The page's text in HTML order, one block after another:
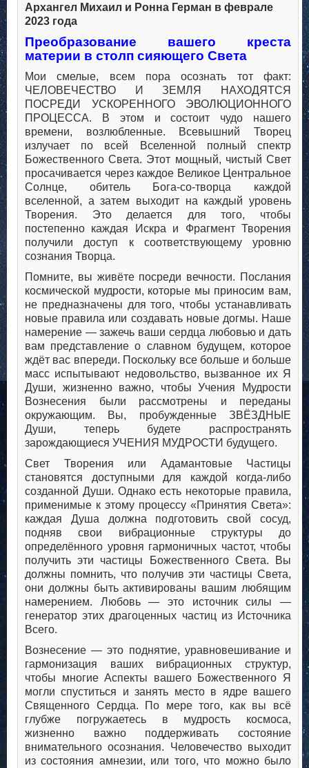
Архангел Михаил и Ронна Герман в феврале
2023 года
Преобразование вашего креста
материи в столп сияющего Света
Мои смелые, всем пора осознать тот факт:
ЧЕЛОВЕЧЕСТВО И ЗЕМЛЯ НАХОДЯТСЯ
ПОСРЕДИ УСКОРЕННОГО ЭВОЛЮЦИОННОГО
ПРОЦЕССА. В этом и состоит чудо нашего
времени, возлюбленные. Всевышний Творец
излучает по всей Вселенной полный спектр
Божественного Света. Этот мощный, чистый Свет
просачивается через каждое Великое Центральное
Солнце, обитель Бога-со-творца каждой
вселенной, а затем выходит на каждый уровень
Творения. Это делается для того, чтобы
постепенно каждая Искра и Фрагмент Творения
получили доступ к соответствующему уровню
сознания Творца.
Помните, вы живёте посреди вечности. Послания
космической мудрости, которые мы приносим вам,
не предназначены для того, чтобы устанавливать
новые правила или создавать новые догмы. Наше
намерение — зажечь ваши сердца любовью и дать
вам представление о славном будущем, которое
ждёт вас впереди. Поскольку все больше и больше
масс испытывают недовольство, вызванное их Я
Души, жизненно важно, чтобы Учения Мудрости
Вознесения были рассмотрены и переданы
окружающим. Вы, пробужденные ЗВЁЗДНЫЕ
Души, теперь будете распространять
зарождающиеся УЧЕНИЯ МУДРОСТИ будущего.
Свет Творения или Адамантовые Частицы
становятся доступными для каждой когда-либо
созданной Души. Однако есть некоторые правила,
применимые к этому процессу «Принятия Света»:
каждая Душа должна подготовить свой сосуд,
подняв свои вибрационные структуры до
определённого уровня гармоничных частот, чтобы
получить эти частицы Божественного Света. Вы
должны помнить, что получив эти частицы Света,
они должны быть активированы вашим любящим
намерением. Любовь — это источник силы —
генератор этих драгоценных частиц из Источника
Всего.
Вознесение — это поднятие, уравновешивание и
гармонизация ваших вибрационных структур,
чтобы многие Аспекты вашего Божественного Я
могли спуститься и занять место в ядре вашего
Священного Сердца. По мере того, как вы всё
глубже погружаетесь в мудрость космоса,
жизненно важно поддерживать состояние
внимательного осознания. Человечество выходит
из состояния амнезии, или того, что можно было